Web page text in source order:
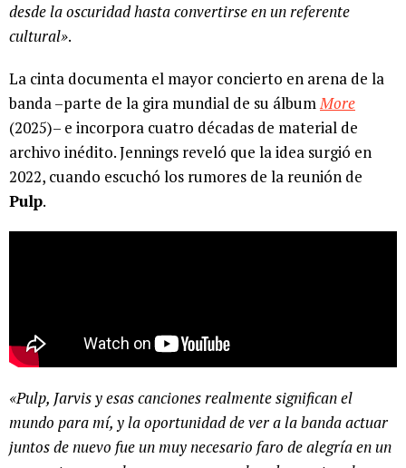
desde la oscuridad hasta convertirse en un referente
cultural».
La cinta documenta el mayor concierto en arena de la
banda –parte de la gira mundial de su álbumMore
(2025)– e incorpora cuatro décadas de material de
archivo inédito. Jennings reveló que la idea surgió en
2022, cuando escuchó los rumores de la reunión de
Pulp.
«Pulp, Jarvis y esas canciones realmente significan el
mundo para mí, y la oportunidad de ver a la banda actuar
juntos de nuevo fue un muy necesario faro de alegría en un